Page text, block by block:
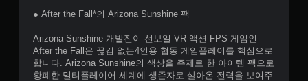
● After the Fall*의 Arizona Sunshine 팩
Arizona Sunshine 개발진이 선보일 VR 액션 FPS 게임인
After the Fall은 끊김 없는4인용 협동 게임플레이를 핵심으로
합니다. Arizona Sunshine의 색상을 주제로 한 아이템 팩으로
황폐한 멀티플레이어 세계에 생존자로 살아온 전력을 보여주